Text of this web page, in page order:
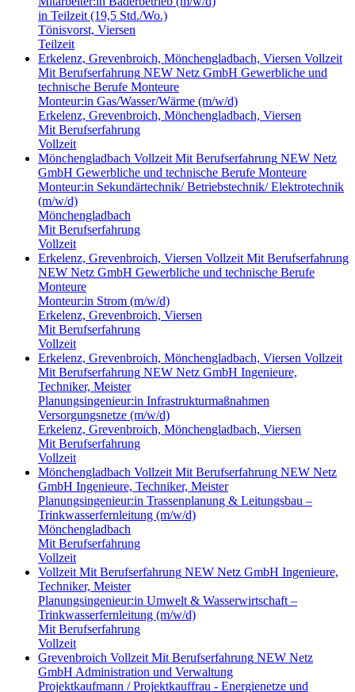
in Teilzeit (19,5 Std./Wo.)
Tönisvorst, Viersen
Teilzeit
Erkelenz, Grevenbroich, Mönchengladbach, Viersen Vollzeit
Mit Berufserfahrung NEW Netz GmbH Gewerbliche und
technische Berufe Monteure
Monteur:in Gas/Wasser/Wärme (m/w/d)
Erkelenz, Grevenbroich, Mönchengladbach, Viersen
Mit Berufserfahrung
Vollzeit
Mönchengladbach Vollzeit Mit Berufserfahrung NEW Netz
GmbH Gewerbliche und technische Berufe Monteure
Monteur:in Sekundärtechnik/ Betriebstechnik/ Elektrotechnik
(m/w/d)
Mönchengladbach
Mit Berufserfahrung
Vollzeit
Erkelenz, Grevenbroich, Viersen Vollzeit Mit Berufserfahrung
NEW Netz GmbH Gewerbliche und technische Berufe
Monteure
Monteur:in Strom (m/w/d)
Erkelenz, Grevenbroich, Viersen
Mit Berufserfahrung
Vollzeit
Erkelenz, Grevenbroich, Mönchengladbach, Viersen Vollzeit
Mit Berufserfahrung NEW Netz GmbH Ingenieure,
Techniker, Meister
Planungsingenieur:in Infrastrukturmaßnahmen
Versorgungsnetze (m/w/d)
Erkelenz, Grevenbroich, Mönchengladbach, Viersen
Mit Berufserfahrung
Vollzeit
Mönchengladbach Vollzeit Mit Berufserfahrung NEW Netz
GmbH Ingenieure, Techniker, Meister
Planungsingenieur:in Trassenplanung & Leitungsbau –
Trinkwasserfernleitung (m/w/d)
Mönchengladbach
Mit Berufserfahrung
Vollzeit
Vollzeit Mit Berufserfahrung NEW Netz GmbH Ingenieure,
Techniker, Meister
Planungsingenieur:in Umwelt & Wasserwirtschaft –
Trinkwasserfernleitung (m/w/d)
Mit Berufserfahrung
Vollzeit
Grevenbroich Vollzeit Mit Berufserfahrung NEW Netz
GmbH Administration und Verwaltung
Projektkaufmann / Projektkauffrau - Energienetze und